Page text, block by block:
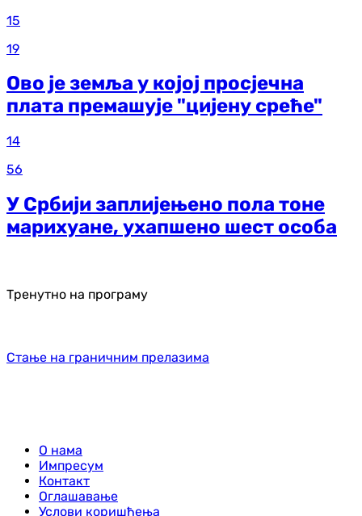
15
19
Ово је земља у којој просјечна
плата премашује "цијену среће"
14
56
У Србији заплијењено пола тоне
марихуане, ухапшено шест особа
Тренутно на програму
Стање на граничним прелазима
О нама
Импресум
Контакт
Оглашавање
Услови коришћења